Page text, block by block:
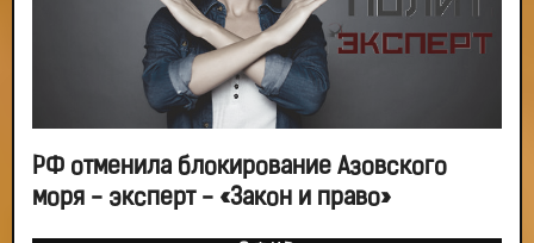
РФ отменила блокирование Азовского
моря - эксперт - «Закон и право»